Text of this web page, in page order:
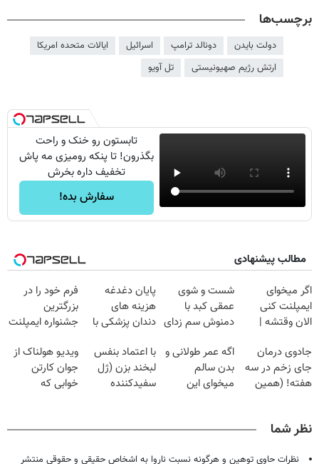
برچسب‌ها
دولت بایدن دونالد ترامپ اسرائیل
ایالات متحده امریکا
ارتش رژیم صهیونیستی
تل آویو
تابستون رو خنک و راحت
بگذرون! تا پنکه رومیزی مه پاش
تخفیف داره بخرش
سفارش بده!
مطالب پیشنهادی
اگر میخوای
ایمپلنت کنی
الان وقتشه |
میلیون تومان!!!
شست و شوی
عمقی کبد با
دمنوش سم زدای
پایان دغدغه
هزینه های
دندان پزشکی با
خانگی
فرم خود را در
بزرگترین
جشنواره ایمپلنت
فقط ۲۵ میلیون
جادوی درمان
جای زخم در سه
هفته! (همین
اگه عمر طولانی و
بدن سالم
میخوای این
با اعتماد بنفس
لبخند بزن (ژل
سفیدکننده
ویدیو هولناک از
جوان کارتن
خوابی که
نظر شما
نظرات حاوی توهین و هرگونه نسبت ناروا به اشخاص حقیقی و حقوقی منتشر